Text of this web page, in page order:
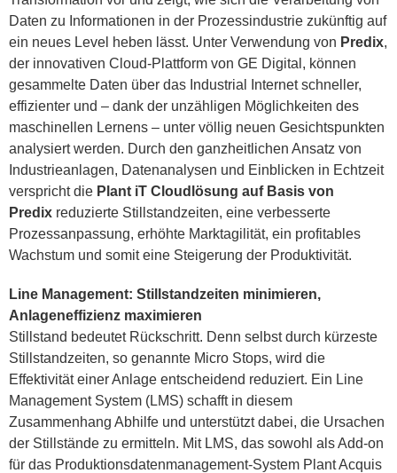
Daten zu Informationen in der Prozessindustrie zukünftig auf
ein neues Level heben lässt. Unter Verwendung von Predix,
der innovativen Cloud-Plattform von GE Digital, können
gesammelte Daten über das Industrial Internet schneller,
effizienter und – dank der unzähligen Möglichkeiten des
maschinellen Lernens – unter völlig neuen Gesichtspunkten
analysiert werden. Durch den ganzheitlichen Ansatz von
Industrieanlagen, Datenanalysen und Einblicken in Echtzeit
verspricht die Plant iT Cloudlösung auf Basis von
Predix reduzierte Stillstandzeiten, eine verbesserte
Prozessanpassung, erhöhte Marktagilität, ein profitables
Wachstum und somit eine Steigerung der Produktivität.
Line Management: Stillstandzeiten minimieren,
Anlageneffizienz maximieren
Stillstand bedeutet Rückschritt. Denn selbst durch kürzeste
Stillstandzeiten, so genannte Micro Stops, wird die
Effektivität einer Anlage entscheidend reduziert. Ein Line
Management System (LMS) schafft in diesem
Zusammenhang Abhilfe und unterstützt dabei, die Ursachen
der Stillstände zu ermitteln. Mit LMS, das sowohl als Add-on
für das Produktionsdatenmanagement-System Plant Acquis